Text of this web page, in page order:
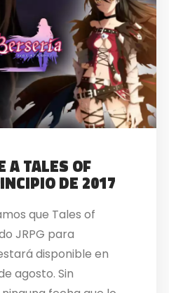
A TALES OF
DE 2017
que Tales of
JRPG para
disponible en
agosto. Sin